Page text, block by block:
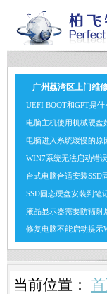
广州荔湾区上门维
UEFI BOOT和GPT是什
电脑主机使用机械硬盘
电脑进入系统缓慢的原
WIN7系统无法启动错
台式电脑合适安装SSD
SSD固态硬盘安装到笔
液晶显示器需要防辐射
修复电脑不能启动提示
当前位置：